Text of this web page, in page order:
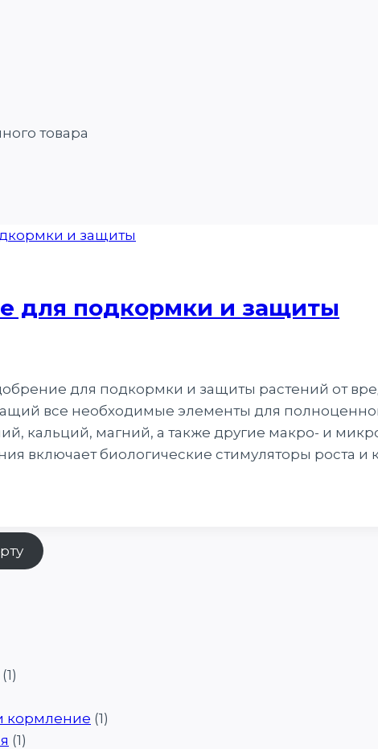
товара
для подкормки и защиты
для подкормки и защиты растений от
все необходимые элементы для
кальций, магний, а также другие макро- и
включает биологические стимуляторы роста и
(1)
кормление (1)
(1)